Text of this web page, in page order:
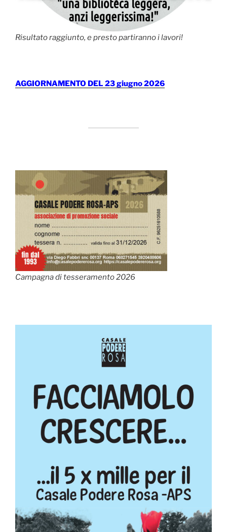
Risultato raggiunto, e presto partiranno i lavori!
AGGIORNAMENTO DEL 23 giugno 2026
Campagna di tesseramento 2026